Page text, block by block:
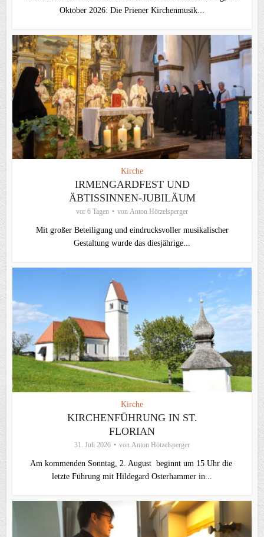
Oktober 2026: Die Priener Kirchenmusik...
Kirche
IRMENGARDFEST UND
ÄBTISSINNEN-JUBILÄUM
vor 6 Tagen von Anton Hötzelsperger
Mit großer Beteiligung und eindrucksvoller musikalischer
Gestaltung wurde das diesjährige...
Kirche
KIRCHENFÜHRUNG IN ST.
FLORIAN
31. Juli 2026 von Anton Hötzelsperger
Am kommenden Sonntag, 2. August beginnt um 15 Uhr die
letzte Führung mit Hildegard Osterhammer in...